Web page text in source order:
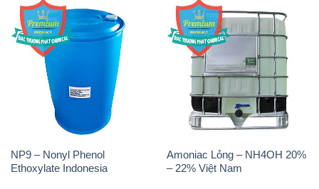
NP9 – Nonyl Phenol
Ethoxylate Indonesia
Amoniac Lỏng – NH4OH 20%
– 22% Việt Nam